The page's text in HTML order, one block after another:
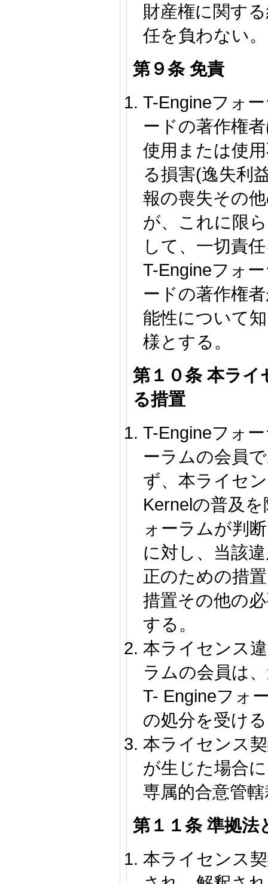
財産権に関す
任を負わない。
第９条 免責
T-Engineフォ
ードの著作権
使用または使
る損害(逸失利
報の喪失その
が、これに限
して、一切責
T-Engineフォ
ードの著作権
能性について
様とする。
第１０条 本ライ
る措置
T-Engineフォ
ーラムの会員
ず、本ライセ
Kernelの普及
ォーラムが判
に対し、当該
正のための措
措置その他の
する。
本ライセンス
ラムの会員は
T- Engineフォ
の処分を受け
本ライセンス
が生じた場合
専属的合意管
第１１条 準拠法
本ライセンス